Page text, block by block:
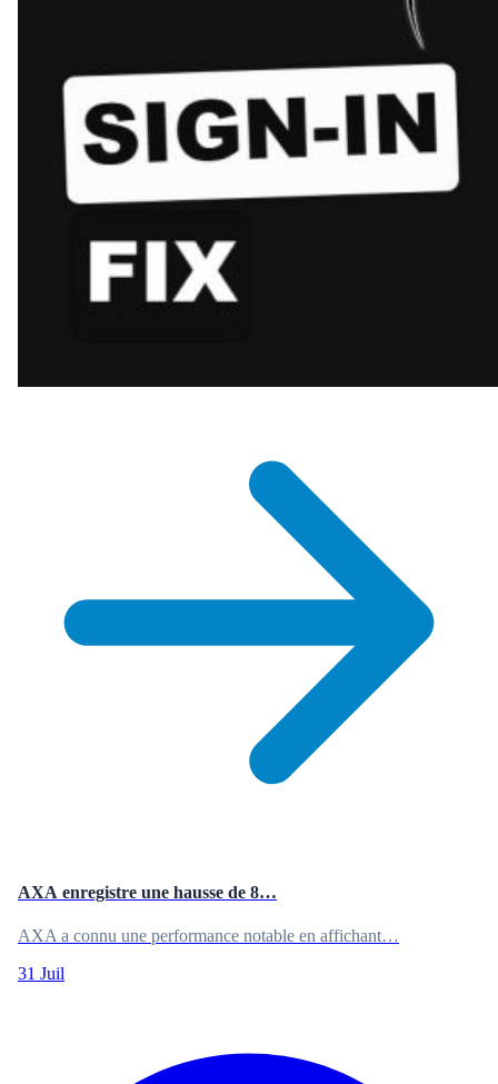
AXA enregistre une hausse de 8…
AXA a connu une performance notable en affichant…
31 Juil